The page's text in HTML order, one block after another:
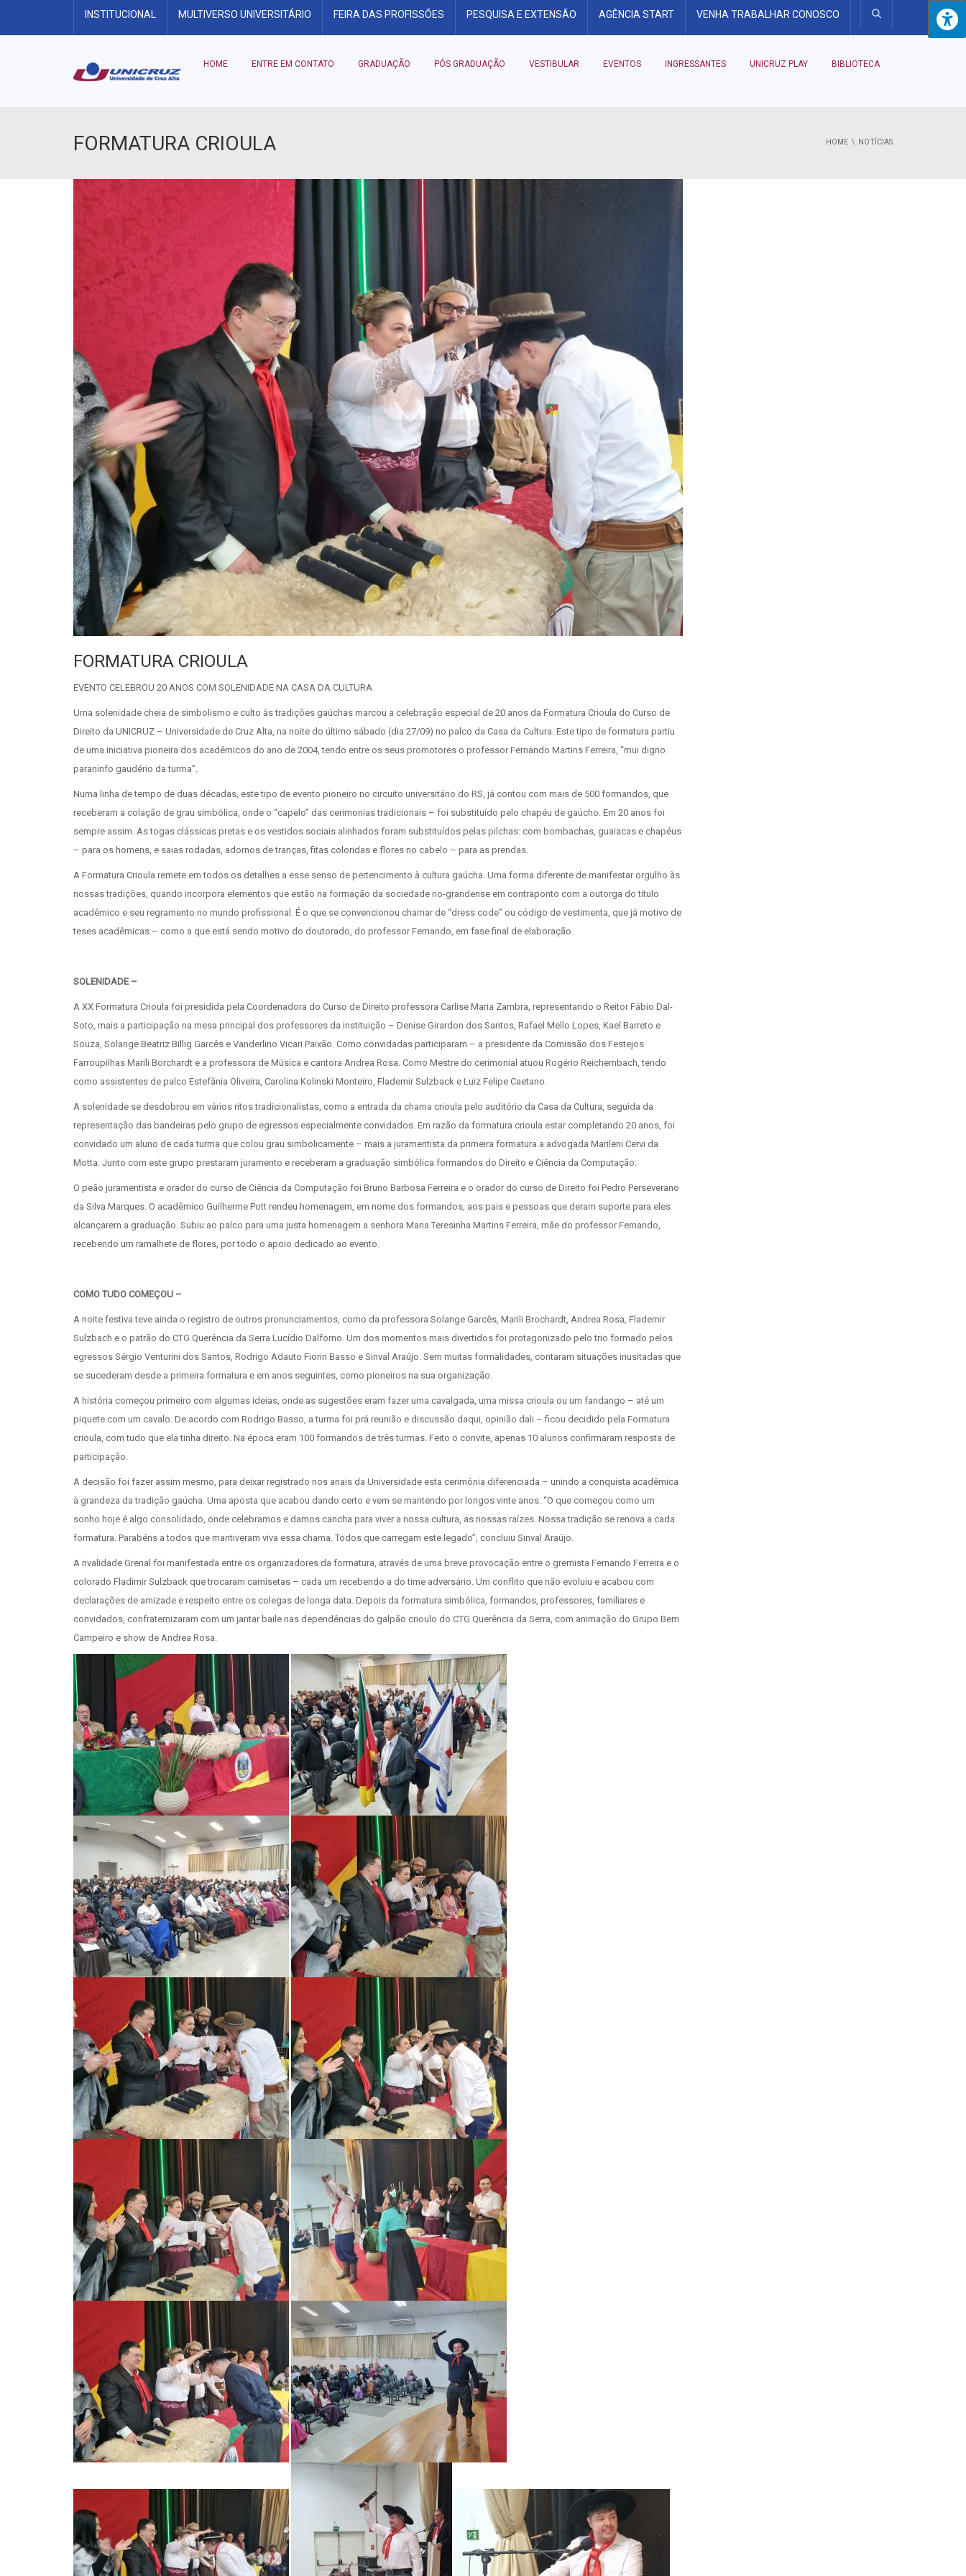
INSTITUCIONAL MULTIVERSO UNIVERSITÁRIO FEIRA DAS PROFISSÕES PESQUISA E EXTENSÃO AGÊNCIA START VENHA TRABALHAR CONOSCO
HOME ENTRE EM CONTATO GRADUAÇÃO PÓS GRADUAÇÃO VESTIBULAR EVENTOS INGRESSANTES UNICRUZ PLAY BIBLIOTECA
FORMATURA CRIOULA HOME NOTÍCIAS
FORMATURA CRIOULA
EVENTO CELEBROU 20 ANOS COM SOLENIDADE NA CASA DA CULTURA
Uma solenidade cheia de simbolismo e culto às tradições gaúchas marcou a celebração especial de 20 anos da Formatura Crioula do Curso de
Direito da UNICRUZ – Universidade de Cruz Alta, na noite do último sábado (dia 27/09) no palco da Casa da Cultura. Este tipo de formatura partiu
de uma iniciativa pioneira dos acadêmicos do ano de 2004, tendo entre os seus promotores o professor Fernando Martins Ferreira, “mui digno
paraninfo gaudério da turma”.
Numa linha de tempo de duas décadas, este tipo de evento pioneiro no circuito universitário do RS, já contou com mais de 500 formandos, que
receberam a colação de grau simbólica, onde o “capelo” das cerimonias tradicionais – foi substituído pelo chapéu de gaúcho. Em 20 anos foi
sempre assim. As togas clássicas pretas e os vestidos sociais alinhados foram substituídos pelas pilchas: com bombachas, guaiacas e chapéus
– para os homens, e saias rodadas, adornos de tranças, fitas coloridas e flores no cabelo – para as prendas.
A Formatura Crioula remete em todos os detalhes a esse senso de pertencimento à cultura gaúcha. Uma forma diferente de manifestar orgulho às
nossas tradições, quando incorpora elementos que estão na formação da sociedade rio-grandense em contraponto com a outorga do título
acadêmico e seu regramento no mundo profissional. É o que se convencionou chamar de “dress code” ou código de vestimenta, que já motivo de
teses acadêmicas – como a que está sendo motivo do doutorado, do professor Fernando, em fase final de elaboração.
SOLENIDADE –
A XX Formatura Crioula foi presidida pela Coordenadora do Curso de Direito professora Carlise Maria Zambra, representando o Reitor Fábio Dal-
Soto, mais a participação na mesa principal dos professores da instituição – Denise Girardon dos Santos, Rafael Mello Lopes, Kael Barreto e
Souza, Solange Beatriz Billig Garcês e Vanderlino Vicari Paixão. Como convidadas participaram – a presidente da Comissão dos Festejos
Farroupilhas Marili Borchardt e a professora de Música e cantora Andrea Rosa. Como Mestre do cerimonial atuou Rogério Reichembach, tendo
como assistentes de palco Estefânia Oliveira, Carolina Kolinski Monteiro, Flademir Sulzback e Luiz Felipe Caetano.
A solenidade se desdobrou em vários ritos tradicionalistas, como a entrada da chama crioula pelo auditório da Casa da Cultura, seguida da
representação das bandeiras pelo grupo de egressos especialmente convidados. Em razão da formatura crioula estar completando 20 anos, foi
convidado um aluno de cada turma que colou grau simbolicamente – mais a juramentista da primeira formatura a advogada Marileni Cervi da
Motta. Junto com este grupo prestaram juramento e receberam a graduação simbólica formandos do Direito e Ciência da Computação.
O peão juramentista e orador do curso de Ciência da Computação foi Bruno Barbosa Ferreira e o orador do curso de Direito foi Pedro Perseverano
da Silva Marques. O acadêmico Guilherme Pott rendeu homenagem, em nome dos formandos, aos pais e pessoas que deram suporte para eles
alcançarem a graduação. Subiu ao palco para uma justa homenagem a senhora Maria Teresinha Martins Ferreira, mãe do professor Fernando,
recebendo um ramalhete de flores, por todo o apoio dedicado ao evento.
COMO TUDO COMEÇOU –
A noite festiva teve ainda o registro de outros pronunciamentos, como da professora Solange Garcês, Marili Brochardt, Andrea Rosa, Flademir
Sulzbach e o patrão do CTG Querência da Serra Lucídio Dalforno. Um dos momentos mais divertidos foi protagonizado pelo trio formado pelos
egressos Sérgio Venturini dos Santos, Rodrigo Adauto Fiorin Basso e Sinval Araújo. Sem muitas formalidades, contaram situações inusitadas que
se sucederam desde a primeira formatura e em anos seguintes, como pioneiros na sua organização.
A história começou primeiro com algumas ideias, onde as sugestões eram fazer uma cavalgada, uma missa crioula ou um fandango – até um
piquete com um cavalo. De acordo com Rodrigo Basso, a turma foi prá reunião e discussão daqui, opinião dali – ficou decidido pela Formatura
crioula, com tudo que ela tinha direito. Na época eram 100 formandos de três turmas. Feito o convite, apenas 10 alunos confirmaram resposta de
participação.
A decisão foi fazer assim mesmo, para deixar registrado nos anais da Universidade esta cerimônia diferenciada – unindo a conquista acadêmica
à grandeza da tradição gaúcha. Uma aposta que acabou dando certo e vem se mantendo por longos vinte anos. “O que começou como um
sonho hoje é algo consolidado, onde celebramos e damos cancha para viver a nossa cultura, as nossas raízes. Nossa tradição se renova a cada
formatura. Parabéns a todos que mantiveram viva essa chama. Todos que carregam este legado”, concluiu Sinval Araújo.
A rivalidade Grenal foi manifestada entre os organizadores da formatura, através de uma breve provocação entre o gremista Fernando Ferreira e o
colorado Fladimir Sulzback que trocaram camisetas – cada um recebendo a do time adversário. Um conflito que não evoluiu e acabou com
declarações de amizade e respeito entre os colegas de longa data. Depois da formatura simbólica, formandos, professores, familiares e
convidados, confraternizaram com um jantar baile nas dependências do galpão crioulo do CTG Querência da Serra, com animação do Grupo Bem
Campeiro e show de Andrea Rosa.